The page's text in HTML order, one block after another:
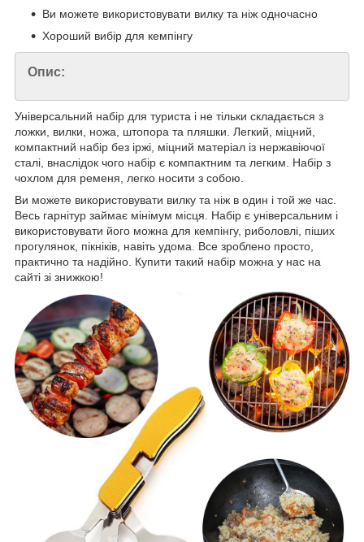
Ви можете використовувати вилку та ніж одночасно
Хороший вибір для кемпінгу
Опис:
Універсальний набір для туриста і не тільки складається з
ложки, вилки, ножа, штопора та пляшки. Легкий, міцний,
компактний набір без іржі, міцний матеріал із нержавіючої
сталі, внаслідок чого набір є компактним та легким. Набір з
чохлом для ременя, легко носити з собою.
Ви можете використовувати вилку та ніж в один і той же час.
Весь гарнітур займає мінімум місця. Набір є універсальним і
використовувати його можна для кемпінгу, риболовлі, піших
прогулянок, пікніків, навіть удома. Все зроблено просто,
практично та надійно. Купити такий набір можна у нас на
сайті зі знижкою!